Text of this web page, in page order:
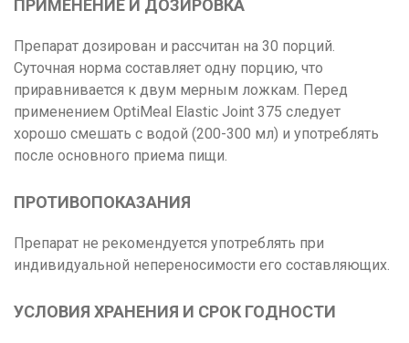
ПРИМЕНЕНИЕ И ДОЗИРОВКА
Препарат дозирован и рассчитан на 30 порций.
Суточная норма составляет одну порцию, что
приравнивается к двум мерным ложкам. Перед
применением OptiMeal Elastic Joint 375 следует
хорошо смешать с водой (200-300 мл) и употреблять
после основного приема пищи.
ПРОТИВОПОКАЗАНИЯ
Препарат не рекомендуется употреблять при
индивидуальной непереносимости его составляющих.
УСЛОВИЯ ХРАНЕНИЯ И СРОК ГОДНОСТИ